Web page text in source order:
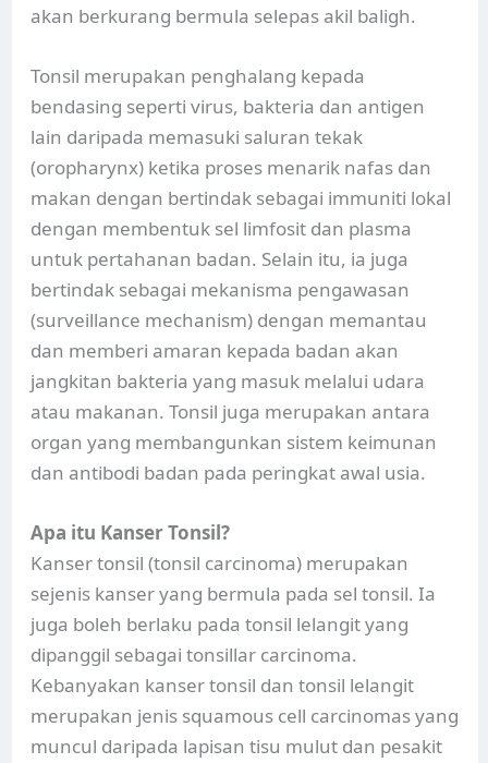
akan berkurang bermula selepas akil baligh.
Tonsil merupakan penghalang kepada
bendasing seperti virus, bakteria dan antigen
lain daripada memasuki saluran tekak
(oropharynx) ketika proses menarik nafas dan
makan dengan bertindak sebagai immuniti lokal
dengan membentuk sel limfosit dan plasma
untuk pertahanan badan. Selain itu, ia juga
bertindak sebagai mekanisma pengawasan
(surveillance mechanism) dengan memantau
dan memberi amaran kepada badan akan
jangkitan bakteria yang masuk melalui udara
atau makanan. Tonsil juga merupakan antara
organ yang membangunkan sistem keimunan
dan antibodi badan pada peringkat awal usia.
Apa itu Kanser Tonsil?
Kanser tonsil (tonsil carcinoma) merupakan
sejenis kanser yang bermula pada sel tonsil. Ia
juga boleh berlaku pada tonsil lelangit yang
dipanggil sebagai tonsillar carcinoma.
Kebanyakan kanser tonsil dan tonsil lelangit
merupakan jenis squamous cell carcinomas yang
muncul daripada lapisan tisu mulut dan pesakit